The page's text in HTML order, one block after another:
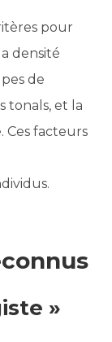
pour
densité
de
tonals, et la
Ces facteurs
»